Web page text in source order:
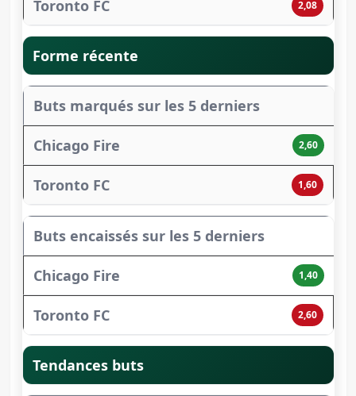
2,08
Forme récente
Buts marqués sur les 5 derniers
2,60
1,60
Buts encaissés sur les 5 derniers
1,40
2,60
Tendances buts